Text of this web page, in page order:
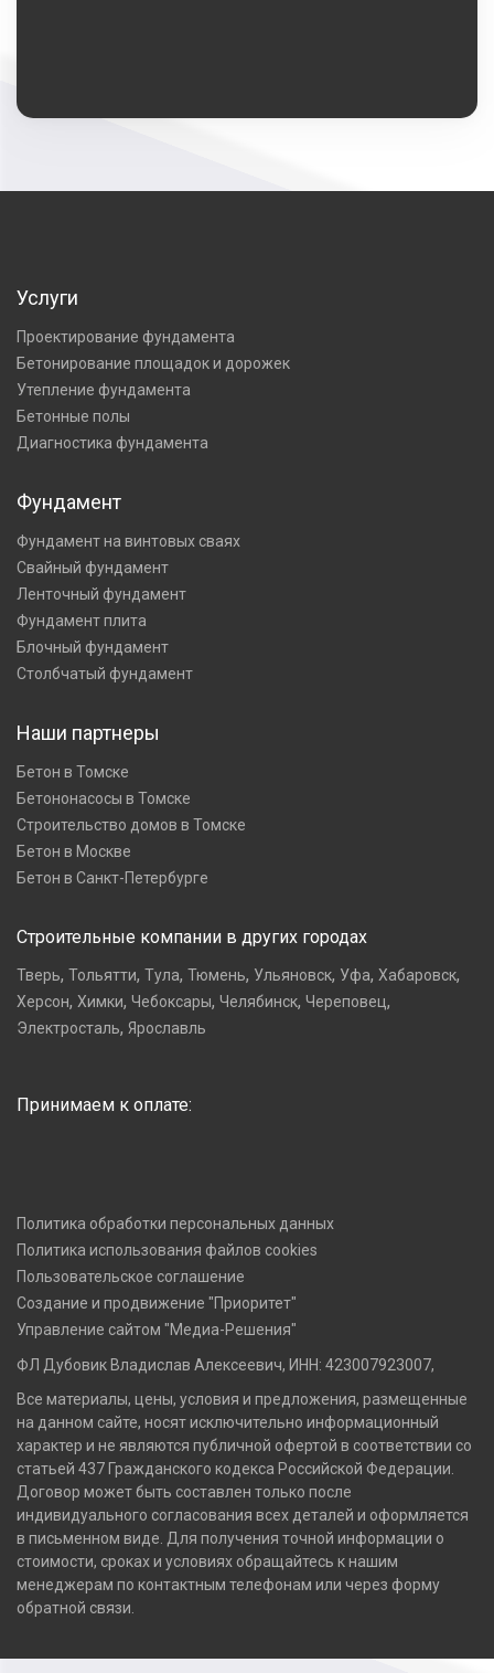
Услуги
Проектирование фундамента
Бетонирование площадок и дорожек
Утепление фундамента
Бетонные полы
Диагностика фундамента
Фундамент
Фундамент на винтовых сваях
Свайный фундамент
Ленточный фундамент
Фундамент плита
Блочный фундамент
Столбчатый фундамент
Наши партнеры
Бетон в Томске
Бетононасосы в Томске
Строительство домов в Томске
Бетон в Москве
Бетон в Санкт-Петербурге
Строительные компании в других городах
Тверь, Тольятти, Тула, Тюмень, Ульяновск, Уфа, Хабаровск,
Херсон, Химки, Чебоксары, Челябинск, Череповец,
Электросталь, Ярославль
Принимаем к оплате:
Политика обработки персональных данных
Политика использования файлов cookies
Пользовательское соглашение
Создание и продвижение "Приоритет"
Управление сайтом "Медиа-Решения"
ФЛ Дубовик Владислав Алексеевич, ИНН: 423007923007,
Все материалы, цены, условия и предложения, размещенные
на данном сайте, носят исключительно информационный
характер и не являются публичной офертой в соответствии со
статьей 437 Гражданского кодекса Российской Федерации.
Договор может быть составлен только после
индивидуального согласования всех деталей и оформляется
в письменном виде. Для получения точной информации о
стоимости, сроках и условиях обращайтесь к нашим
менеджерам по контактным телефонам или через форму
обратной связи.